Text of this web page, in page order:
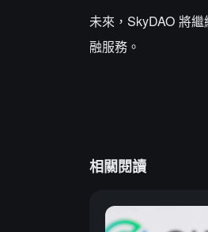
未來，SkyDAO 將
融服務。
相關閱讀